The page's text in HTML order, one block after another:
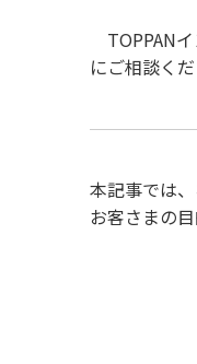
​​​​​​​TOPPAN
にご相談くだ
本記事では
お客さまの